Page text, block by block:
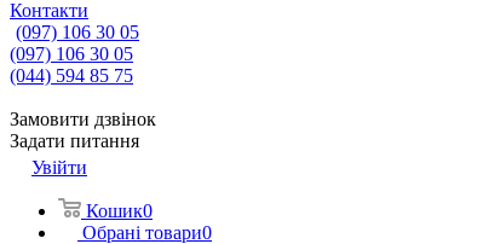
Контакти
(097) 106 30 05
(097) 106 30 05
(044) 594 85 75
Замовити дзвінок
Задати питання
Увійти
Кошик0
Обрані товари0